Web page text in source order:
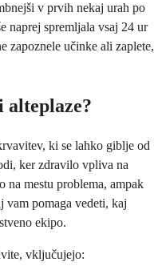
v prvih nekaj urah po
naprej spremljala vsaj 24 ur
zapoznele učinke ali zaplete,
alteplaze?
ki se lahko giblje od
ker zdravilo vpliva na
na mestu problema, ampak
vam pomaga vedeti, kaj
ekipo.
vključujejo: